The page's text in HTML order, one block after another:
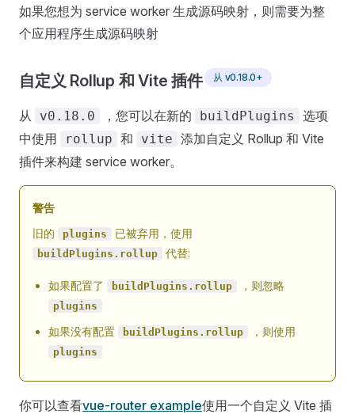
如果您想为 service worker 生成源码映射，则需要为整
个应用程序生成源码映射
自定义 Rollup 和 Vite 插件 从 v0.18.0+
从 v0.18.0 ，您可以在新的 buildPlugins
选项
中使用
rollup 和 vite 添加自定义 Rollup 和 Vite
插件来构建 service worker。
警告
旧的
plugins 已被弃用，使用
buildPlugins.rollup 代替:
如果配置了 buildPlugins.rollup ，则忽略
plugins
如果没有配置 buildPlugins.rollup ，则使用
plugins
你可以查看vue-router example使用一个自定义 Vite 插